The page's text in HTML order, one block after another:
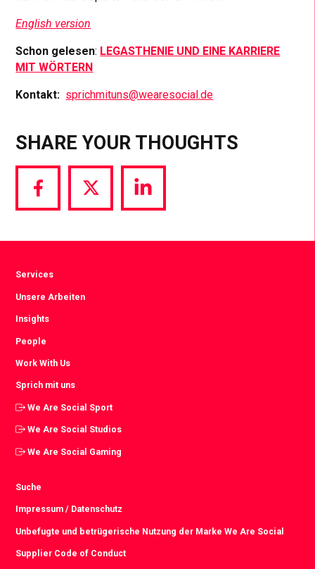
English version
Schon gelesen: LEGASTHENIE UND EINE KARRIERE
MIT WÖRTERN
Kontakt: sprichmituns@wearesocial.de
SHARE YOUR THOUGHTS
Share
via
Share
via
Share
via
Services
Unsere Arbeiten
Insights
People
Work With Us
Sprich mit uns
We Are Social Sport
We Are Social Studios
We Are Social Gaming
Suche
Impressum / Datenschutz
Unbefugte und betrügerische Nutzung der Marke We Are Social
Supplier Code of Conduct